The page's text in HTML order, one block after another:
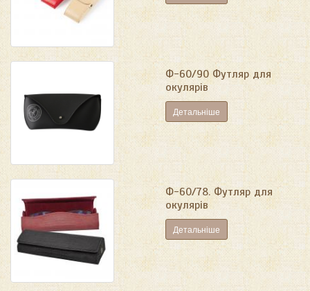
Ф-60/90 Футляр для
окулярів
Детальніше
Ф-60/78. Футляр для
окулярів
Детальніше